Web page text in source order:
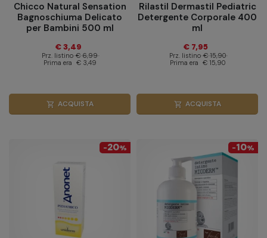
Chicco Natural Sensation
Bagnoschiuma Delicato
per Bambini 500 ml
€ 3,49
Prz. listino € 6,99
Prima era € 3,49
shopping_cart ACQUISTA
Rilastil Dermastil Pediatric
Detergente Corporale 400
ml
€ 7,95
Prz. listino € 15,90
Prima era € 15,90
shopping_cart ACQUISTA
-20% -10%